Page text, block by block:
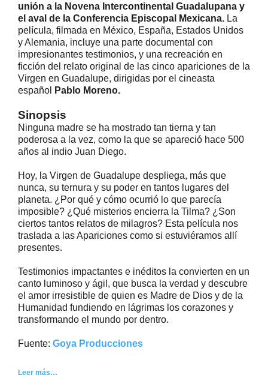
unión a la Novena Intercontinental Guadalupana y
el aval de la Conferencia Episcopal Mexicana. La
película, filmada en México, España, Estados Unidos
y Alemania, incluye una parte documental con
impresionantes testimonios, y una recreación en
ficción del relato original de las cinco apariciones de la
Virgen en Guadalupe, dirigidas por el cineasta
español
Pablo Moreno.
Sinopsis
Ninguna madre se ha mostrado tan tierna y tan
poderosa a la vez, como la que se apareció hace 500
años al indio Juan Diego.
Hoy, la Virgen de Guadalupe despliega, más que
nunca, su ternura y su poder en tantos lugares del
planeta. ¿Por qué y cómo ocurrió lo que parecía
imposible? ¿Qué misterios encierra la Tilma? ¿Son
ciertos tantos relatos de milagros? Esta película nos
traslada a las Apariciones como si estuviéramos allí
presentes.
Testimonios impactantes e inéditos la convierten en un
canto luminoso y ágil, que busca la verdad y descubre
el amor irresistible de quien es Madre de Dios y de la
Humanidad fundiendo en lágrimas los corazones y
transformando el mundo por dentro.
Fuente: Goya Producciones
Leer más…